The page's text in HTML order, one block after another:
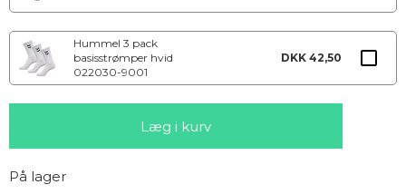
Hummel 3 pack
basisstrømper hvid
022030-9001
DKK 42,50
På lager